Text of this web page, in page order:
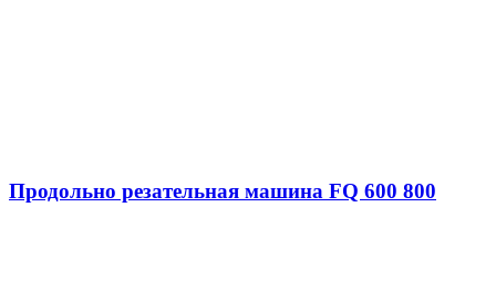
Продольно резательная машина FQ 600 800